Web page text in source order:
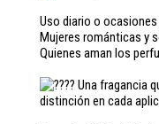
Uso diario o
Mujeres románticas y
Quienes aman los
Una fragancia
distinción en cada